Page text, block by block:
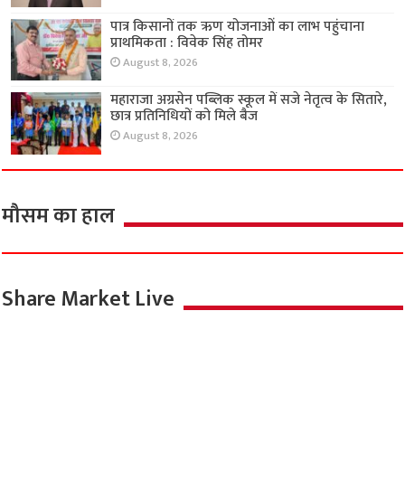
पात्र किसानों तक ऋण योजनाओं का लाभ पहुंचाना
प्राथमिकता : विवेक सिंह तोमर
August 8, 2026
महाराजा अग्रसेन पब्लिक स्कूल में सजे नेतृत्व के सितारे,
छात्र प्रतिनिधियों को मिले बैज
August 8, 2026
मौसम का हाल
Share Market Live